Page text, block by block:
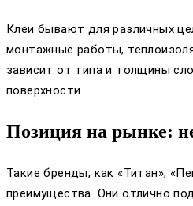
Клеи бывают для различных
монтажные работы,
зависит от типа и толщины
поверхности.
Позиция на рынке:
Такие бренды, как «Титан»,
преимущества. Они отлично